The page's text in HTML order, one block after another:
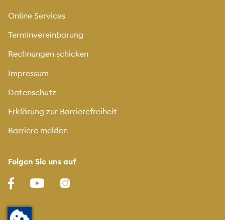
Online Services
Terminvereinbarung
Rechnungen schicken
Impressum
Datenschutz
Erklärung zur Barrierefreiheit
Barriere melden
Folgen Sie uns auf